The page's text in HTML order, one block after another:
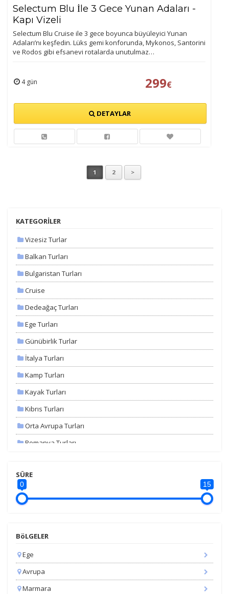
Selectum Blu İle 3 Gece Yunan Adaları -
Kapı Vizeli
Selectum Blu Cruise ile 3 gece boyunca büyüleyici Yunan
Adaları’nı keşfedin. Lüks gemi konforunda, Mykonos, Santorini
ve Rodos gibi efsanevi rotalarda unutulmaz…
4 gün 299€
DETAYLAR
1 2 >
KATEGORİLER
Vizesiz Turlar
Balkan Turları
Bulgaristan Turları
Cruise
Dedeağaç Turları
Ege Turları
Günübirlik Turlar
İtalya Turları
Kamp Turları
Kayak Turları
Kıbrıs Turları
Orta Avrupa Turları
Romanya Turları
Yunanistan Turları
Yurt İçi Turlar
SÜRE
0 15
BöLGELER
Ege
Avrupa
Marmara